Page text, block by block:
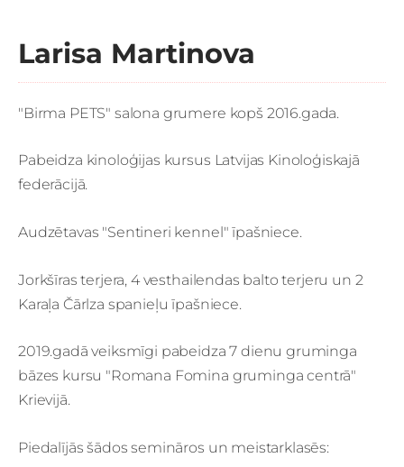
Larisa Martinova
"Birma PETS" salona grumere kopš 2016.gada.
Pabeidza kinoloģijas kursus Latvijas Kinoloģiskajā
federācijā.
Audzētavas "Sentineri kennel" īpašniece.
Jorkšīras terjera, 4 vesthailendas balto terjeru un 2
Karaļa Čārlza spanieļu īpašniece.
2019.gadā veiksmīgi pabeidza 7 dienu gruminga
bāzes kursu "Romana Fomina gruminga centrā"
Krievijā.
Piedalījās šādos semināros un meistarklasēs: